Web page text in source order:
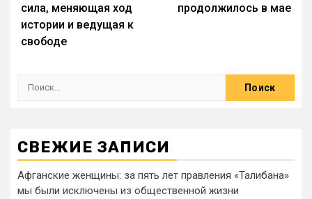
сила, меняющая ход
истории и ведущая к
свободе
продолжилось в мае
СВЕЖИЕ ЗАПИСИ
Афганские женщины: за пять лет правления «Талибана»
мы были исключены из общественной жизни